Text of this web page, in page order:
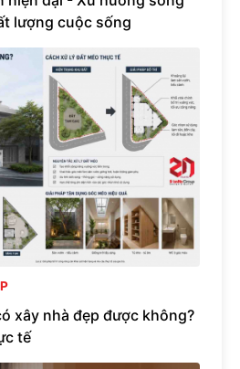
lượng cuộc sống
xây nhà đẹp được không?
tế